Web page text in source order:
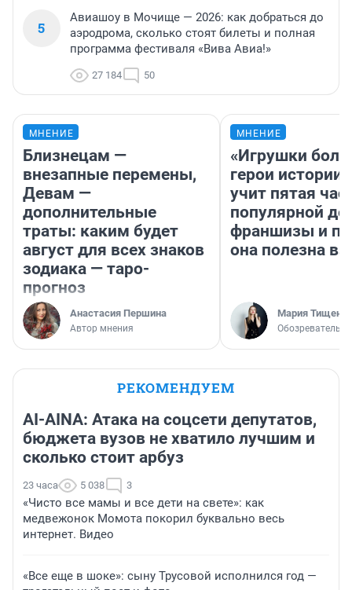
5
Авиашоу в Мочище — 2026: как добраться до
аэродрома, сколько стоят билеты и полная
программа фестиваля «Вива Авиа!»
27 184 50
МНЕНИЕ
Близнецам —
внезапные перемены,
Девам —
дополнительные
траты: каким будет
август для всех знаков
зодиака — таро-
прогноз
Анастасия Першина
Автор мнения
МНЕНИЕ
«Игрушки
герои
учит пятая
популярной
франшизы и
она полезна
Мария Тищенко
Обозреватель
РЕКОМЕНДУЕМ
AI-AINA: Атака на соцсети депутатов,
бюджета вузов не хватило лучшим и
сколько стоит арбуз
23 часа 5 038 3
«Чисто все мамы и все дети на свете»: как
медвежонок Момота покорил буквально весь
интернет. Видео
«Все еще в шоке»: сыну Трусовой исполнился год —